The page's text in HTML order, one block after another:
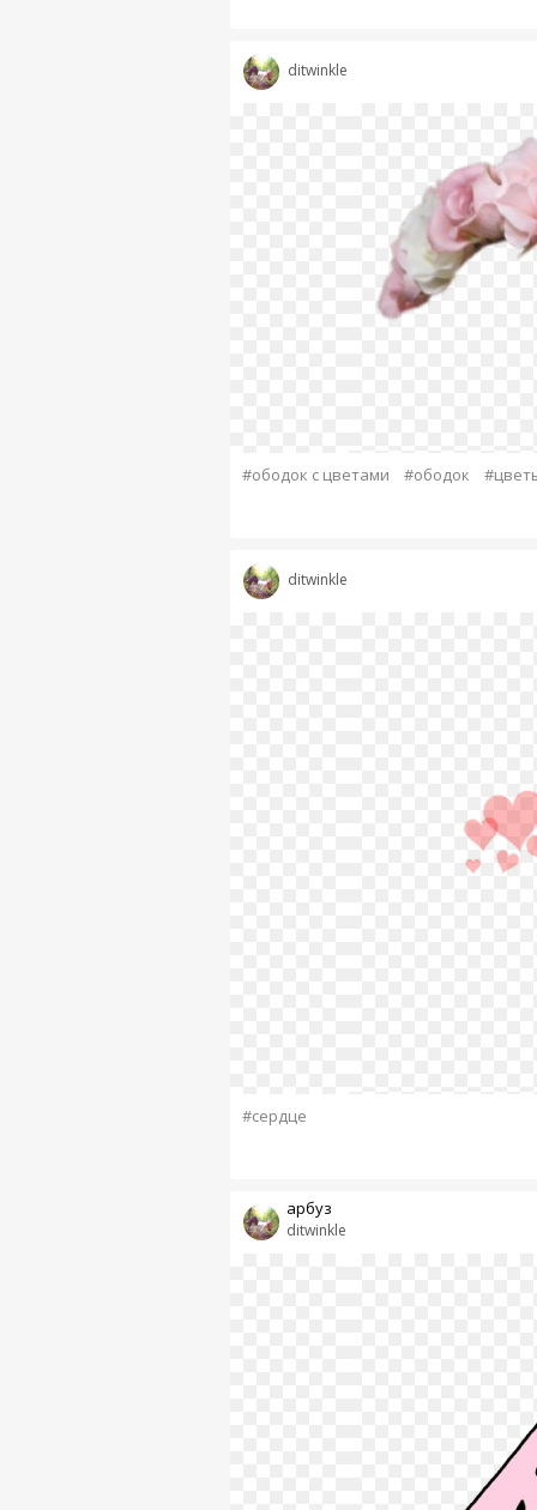
ditwinkle
#ободок с цветами #ободок
ditwinkle
#сердце
ditwinkle
арбуз